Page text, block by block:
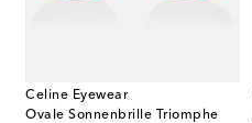
Celine Eyewear
Ovale Sonnenbrille Triomphe